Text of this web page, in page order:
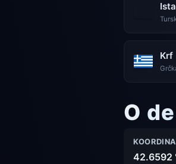
Krf
O
42.6592